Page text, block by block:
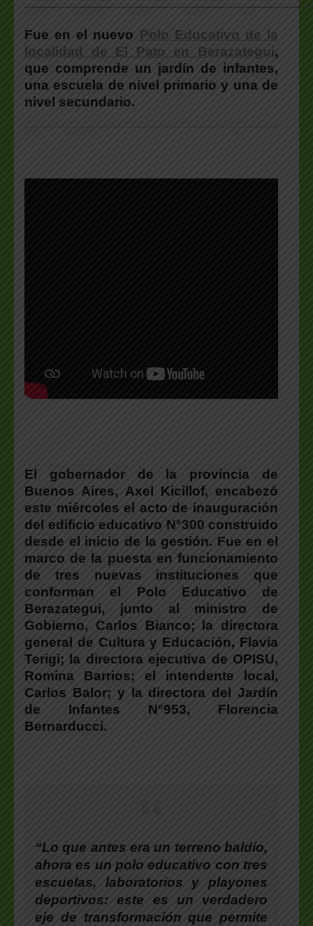
Fue en el nuevo Polo Educativo de la
localidad de El Pato en Berazategui ,
que comprende un jardín de infantes,
una escuela de nivel primario y una de
nivel secundario.
El gobernador de la provincia de
Buenos Aires, Axel Kicillof, encabezó
este miércoles el acto de inauguración
del edificio educativo N°300 construido
desde el inicio de la gestión. Fue en el
marco de la puesta en funcionamiento
de tres nuevas instituciones que
conforman el Polo Educativo de
Berazategui, junto al ministro de
Gobierno, Carlos Bianco; la directora
general de Cultura y Educación, Flavia
Terigi; la directora ejecutiva de OPISU,
Romina Barrios; el intendente local,
Carlos Balor; y la directora del Jardín
de Infantes N°953, Florencia
Bernarducci.
“Lo que antes era un terreno baldío,
ahora es un polo educativo con tres
escuelas, laboratorios y playones
deportivos: este es un verdadero
eje de transformación que permite